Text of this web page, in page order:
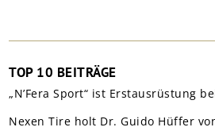
TOP 10 BEITRÄGE
„N’Fera Sport“ ist Erstausrüstung
Nexen Tire holt Dr. Guido Hüffer